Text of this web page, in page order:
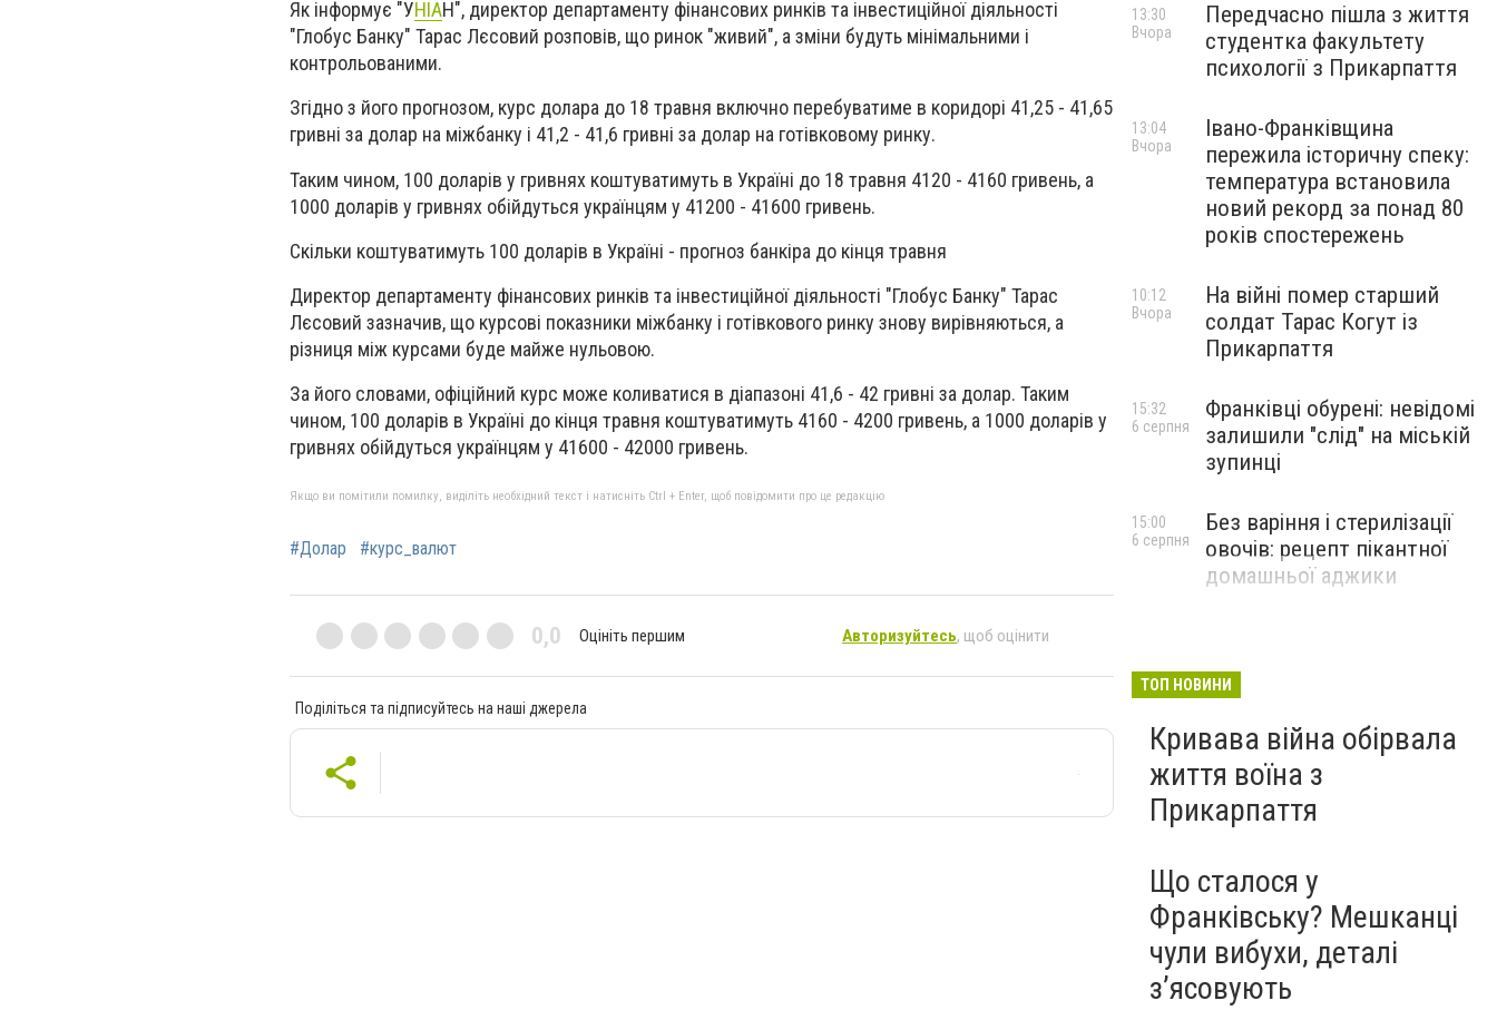
Як інформує "УНІАН", директор департаменту фінансових ринків та інвестиційної діяльності
"Глобус Банку" Тарас Лєсовий розповів, що ринок "живий", а зміни будуть мінімальними і
контрольованими.
Згідно з його прогнозом, курс долара до 18 травня включно перебуватиме в коридорі 41,25 - 41,65
гривні за долар на міжбанку і 41,2 - 41,6 гривні за долар на готівковому ринку.
Таким чином, 100 доларів у гривнях коштуватимуть в Україні до 18 травня 4120 - 4160 гривень, а
1000 доларів у гривнях обійдуться українцям у 41200 - 41600 гривень.
Скільки коштуватимуть 100 доларів в Україні - прогноз банкіра до кінця травня
Директор департаменту фінансових ринків та інвестиційної діяльності "Глобус Банку" Тарас
Лєсовий зазначив, що курсові показники міжбанку і готівкового ринку знову вирівняються, а
різниця між курсами буде майже нульовою.
За його словами, офіційний курс може коливатися в діапазоні 41,6 - 42 гривні за долар. Таким
чином, 100 доларів в Україні до кінця травня коштуватимуть 4160 - 4200 гривень, а 1000 доларів у
гривнях обійдуться українцям у 41600 - 42000 гривень.
Якщо ви помітили помилку, виділіть необхідний текст і натисніть Ctrl + Enter, щоб повідомити про це редакцію
#Долар #курс_валют
0,0 Оцініть першим Авторизуйтесь, щоб оцінити
Поділіться та підписуйтесь на наші джерела
Передчасно пішла з життя
студентка факультету
психології з Прикарпаття
13:30
Вчора
Івано-Франківщина
пережила історичну спеку:
температура встановила
новий рекорд за понад 80
років спостережень
13:04
Вчора
На війні помер старший
солдат Тарас Когут із
Прикарпаття
10:12
Вчора
Франківці обурені: невідомі
залишили "слід" на міській
зупинці
15:32
6 серпня
Без варіння і стерилізації
овочів: рецепт пікантної
домашньої аджики
15:00
6 серпня
ТОП НОВИНИ
Кривава війна обірвала
життя воїна з
Прикарпаття
Що сталося у
Франківську? Мешканці
чули вибухи, деталі
з’ясовують